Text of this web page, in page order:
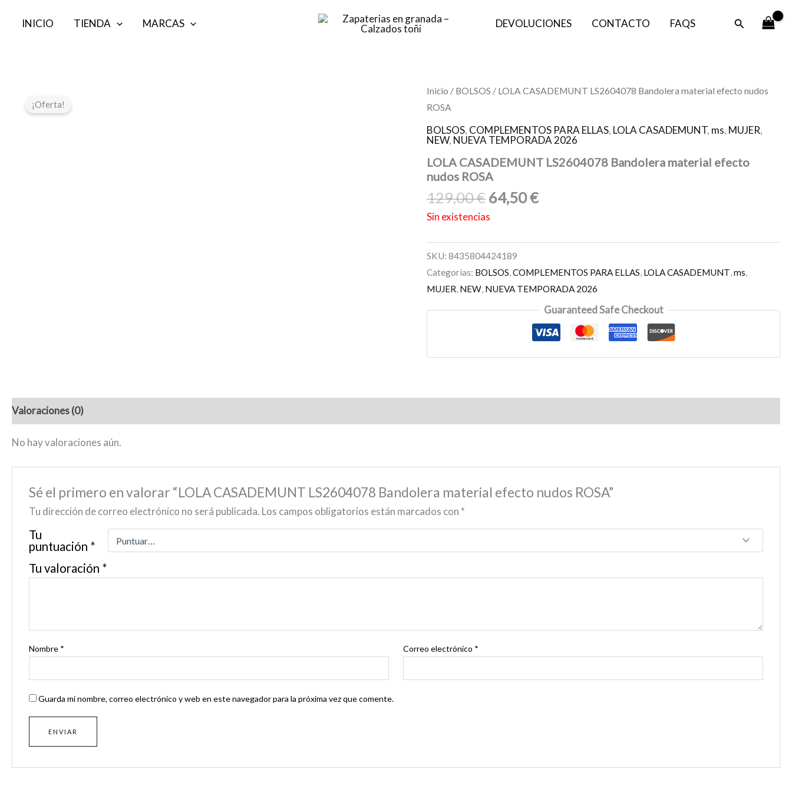
INICIO TIENDA MARCAS DEVOLUCIONES CONTACTO FAQS Buscar
¡Oferta!
Inicio / BOLSOS / LOLA CASADEMUNT LS2604078 Bandolera material efecto nudos
ROSA
BOLSOS, COMPLEMENTOS PARA ELLAS, LOLA CASADEMUNT, ms, MUJER,
NEW, NUEVA TEMPORADA 2026
LOLA CASADEMUNT LS2604078 Bandolera material efecto
nudos ROSA
129,00€
El
original
era:
129,00 €.
64,50€
El
actual
es:
64,50 €.
Sin existencias
SKU:8435804424189
Categorías: BOLSOS,COMPLEMENTOS PARA ELLAS, LOLA CASADEMUNT,ms,
MUJER, NEW, NUEVA TEMPORADA 2026
Guaranteed Safe Checkout
Valoraciones (0)
No hay valoraciones aún.
Sé el primero en valorar “LOLA CASADEMUNT LS2604078 Bandolera material efecto nudos ROSA”
Tu dirección de correo electrónico no será publicada. Los campos obligatorios están marcados con *
Tu
puntuación *
Tu valoración *
Nombre * Correo electrónico *
Guarda mi nombre, correo electrónico y web en este navegador para la próxima vez que comente.